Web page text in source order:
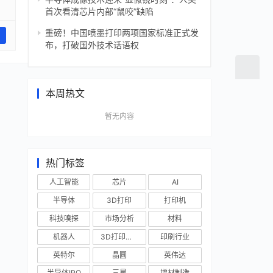
首次看清芯片内部“鼠咬”缺陷
重磅！中国喷墨打印两项国家标准正式发
布，打破国外技术话语权
本周热文
暂无内容
热门标签
人工智能 芯片
AI
半导体
3D打印
打印机
科技嗅探
市场分析
材料
机器人
3D打印技术
印刷行业
英特尔
晶圆
英伟达